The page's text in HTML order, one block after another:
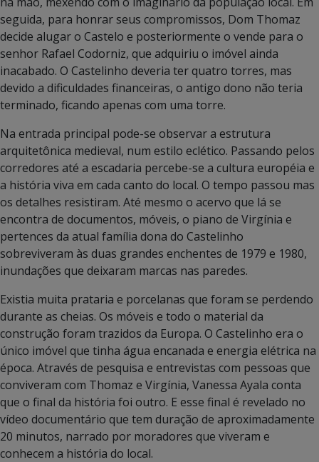
seguida, para honrar seus compromissos, Dom Thomaz
decide alugar o Castelo e posteriormente o vende para o
senhor Rafael Codorniz, que adquiriu o imóvel ainda
inacabado. O Castelinho deveria ter quatro torres, mas
devido a dificuldades financeiras, o antigo dono não teria
terminado, ficando apenas com uma torre.
Na entrada principal pode-se observar a estrutura
arquitetônica medieval, num estilo eclético. Passando pelos
corredores até a escadaria percebe-se a cultura européia e
a história viva em cada canto do local. O tempo passou mas
os detalhes resistiram. Até mesmo o acervo que lá se
encontra de documentos, móveis, o piano de Virgínia e
pertences da atual família dona do Castelinho
sobreviveram às duas grandes enchentes de 1979 e 1980,
inundações que deixaram marcas nas paredes.
Existia muita prataria e porcelanas que foram se perdendo
durante as cheias. Os móveis e todo o material da
construção foram trazidos da Europa. O Castelinho era o
único imóvel que tinha água encanada e energia elétrica na
época. Através de pesquisa e entrevistas com pessoas que
conviveram com Thomaz e Virgínia, Vanessa Ayala conta
que o final da história foi outro. E esse final é revelado no
vídeo documentário que tem duração de aproximadamente
20 minutos, narrado por moradores que viveram e
conhecem a história do local.